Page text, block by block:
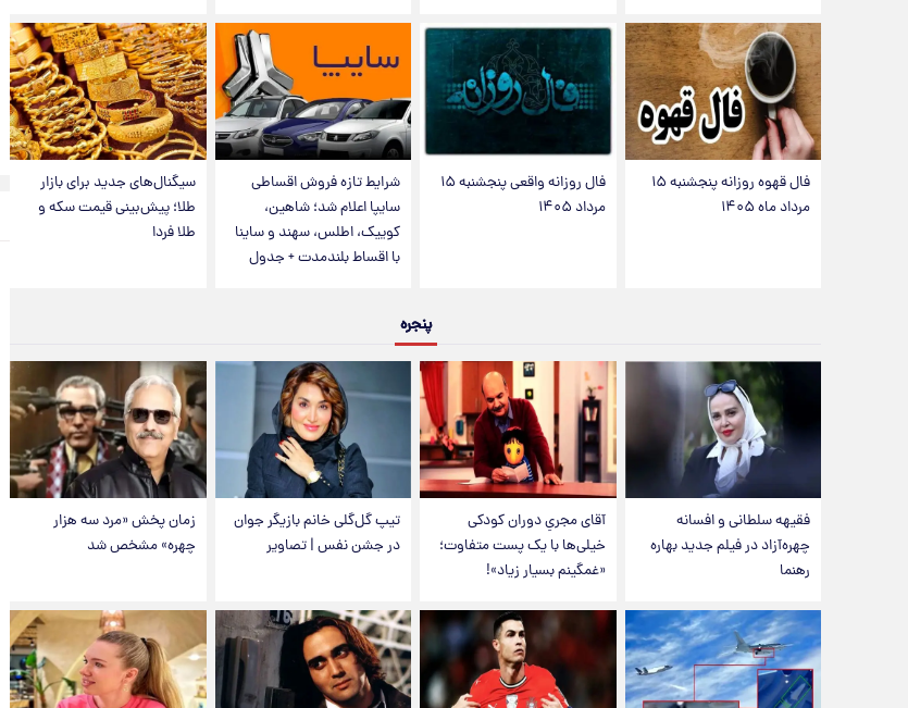
فال قهوه روزانه پنجشنبه ۱۵
مرداد ماه ۱۴۰۵
فال روزانه واقعی پنجشنبه ۱۵
مرداد ۱۴۰۵
شرایط تازه فروش اقساطی
سایپا اعلام شد؛ شاهین،
کوییک، اطلس، سهند و ساینا
با اقساط بلندمدت + جدول
سیگنال‌های جدید برای بازار
طلا؛ پیش‌بینی قیمت سکه و
طلا فردا
پنجره
فقیهه سلطانی و افسانه
چهره‌آزاد در فیلم جدید بهاره
رهنما
آقای مجریِ دوران کودکی
خیلی‌ها با یک پست متفاوت؛
«غمگینم بسیار زیاد»!
تیپ گل‌گلی خانم بازیگر جوان
در جشن نفس | تصاویر
زمان پخش «مرد سه هزار
چهره» مشخص شد